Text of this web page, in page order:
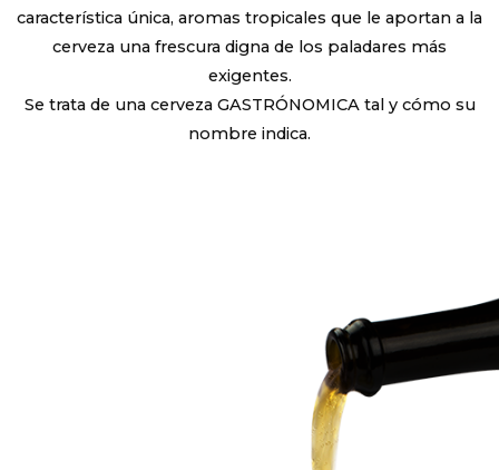
característica única, aromas tropicales que le aportan a la
cerveza una frescura digna de los paladares más
exigentes.
Se trata de una cerveza GASTRÓNOMICA tal y cómo su
nombre indica.